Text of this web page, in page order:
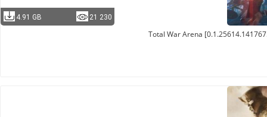
4.91 GB 21 230
Total War Arena